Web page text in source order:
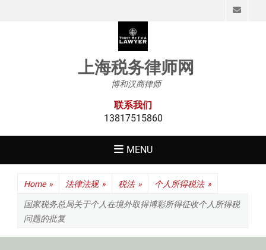
上海税务律师网
博和汉商律师
联系我们
13817515860
MENU
Home » 法律法规 » 税法 » 个人所得税法 »
国家税务总局关于个人在境外取得博彩所得征收个人所得税
问题的批复